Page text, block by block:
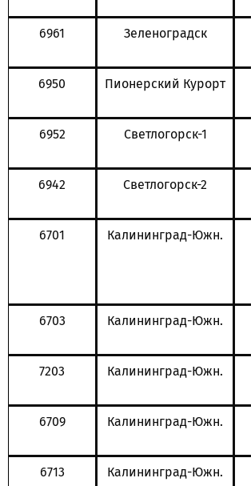
6961 Зеленоградск
6950 Пионерский Курорт
6952 Светлогорск-1
6942 Светлогорск-2
6701 Калининград-Южн.
6703 Калининград-Южн.
7203 Калининград-Южн.
6709 Калининград-Южн.
6713 Калининград-Южн.